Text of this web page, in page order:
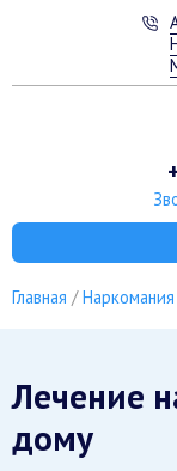
Главная Наркомания
Лечение
дому